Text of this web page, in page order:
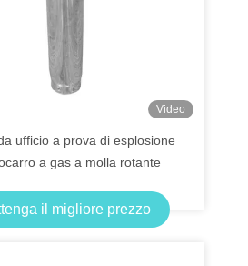
Video
ufficio a prova di esplosione
a gas a molla rotante
il migliore prezzo